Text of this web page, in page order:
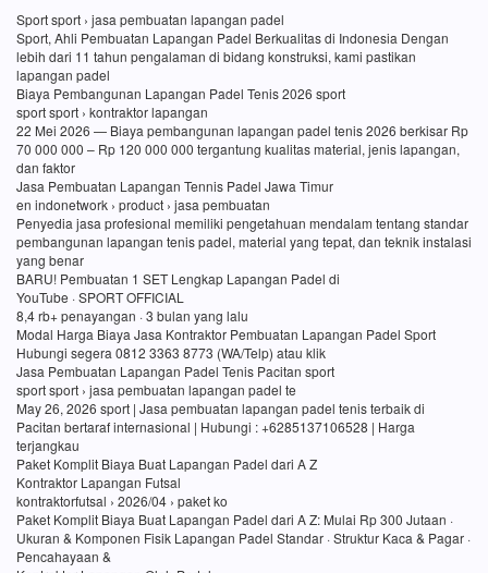
Sport sport › jasa pembuatan lapangan padel
Sport, Ahli Pembuatan Lapangan Padel Berkualitas di Indonesia Dengan
lebih dari 11 tahun pengalaman di bidang konstruksi, kami pastikan
lapangan padel
Biaya Pembangunan Lapangan Padel Tenis 2026 sport
sport sport › kontraktor lapangan
22 Mei 2026 — Biaya pembangunan lapangan padel tenis 2026 berkisar Rp
70 000 000 – Rp 120 000 000 tergantung kualitas material, jenis lapangan,
dan faktor
Jasa Pembuatan Lapangan Tennis Padel Jawa Timur
en indonetwork › product › jasa pembuatan
Penyedia jasa profesional memiliki pengetahuan mendalam tentang standar
pembangunan lapangan tenis padel, material yang tepat, dan teknik instalasi
yang benar
BARU! Pembuatan 1 SET Lengkap Lapangan Padel di
YouTube · SPORT OFFICIAL
8,4 rb+ penayangan · 3 bulan yang lalu
Modal Harga Biaya Jasa Kontraktor Pembuatan Lapangan Padel Sport
Hubungi segera 0812 3363 8773 (WA/Telp) atau klik
Jasa Pembuatan Lapangan Padel Tenis Pacitan sport
sport sport › jasa pembuatan lapangan padel te
May 26, 2026 sport | Jasa pembuatan lapangan padel tenis terbaik di
Pacitan bertaraf internasional | Hubungi : +6285137106528 | Harga
terjangkau
Paket Komplit Biaya Buat Lapangan Padel dari A Z
Kontraktor Lapangan Futsal
kontraktorfutsal › 2026/04 › paket ko
Paket Komplit Biaya Buat Lapangan Padel dari A Z: Mulai Rp 300 Jutaan ·
Ukuran & Komponen Fisik Lapangan Padel Standar · Struktur Kaca & Pagar ·
Pencahayaan &